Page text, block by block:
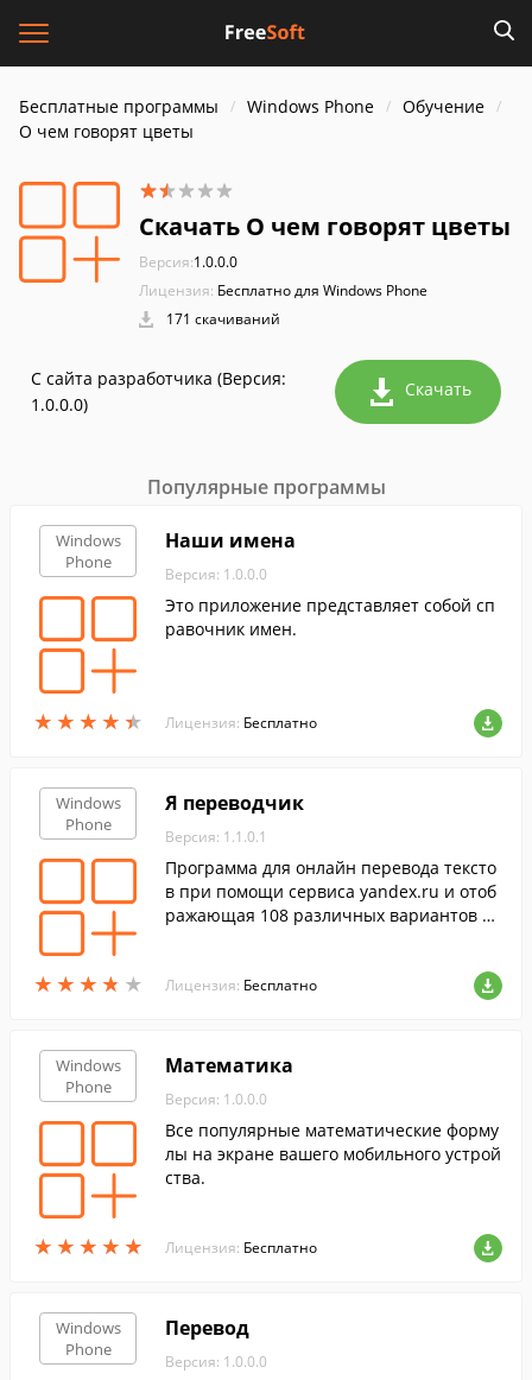
Бесплатные программы Windows Phone
Обучение
О чем говорят цветы
Скачать О чем говорят цветы
Версия:1.0.0.0
Лицензия: Бесплатно для Windows Phone
171 скачиваний
С сайта разработчика (Версия:
1.0.0.0)
Скачать
Популярные программы
Windows
Phone
★ ★ ★ ★ ★
★ ★ ★ ★ ★
Наши имена
Версия: 1.0.0.0
Это приложение представляет собой сп
равочник имен.
Лицензия: Бесплатно
Windows
Phone
★ ★ ★ ★ ★
★ ★ ★ ★ ★
Я переводчик
Версия: 1.1.0.1
Программа для онлайн перевода тексто
в при помощи сервиса yandex.ru и отоб
ражающая 108 различных вариантов пе
Лицензия: Бесплатно
Windows
Phone
★ ★ ★ ★ ★
★ ★ ★ ★ ★
Математика
Версия: 1.0.0.0
Все популярные математические форму
лы на экране вашего мобильного устрой
ства.
Лицензия: Бесплатно
Windows
Phone
Перевод
Версия: 1.0.0.0